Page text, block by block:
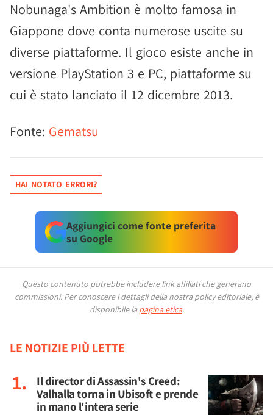
Nobunaga's Ambition è molto famosa in
Giappone dove conta numerose uscite su
diverse piattaforme. Il gioco esiste anche in
versione PlayStation 3 e PC, piattaforme su
cui è stato lanciato il 12 dicembre 2013.
Fonte: Gematsu
HAI NOTATO ERRORI?
Aggiungici come fonte preferita
su Google
Questo contenuto potrebbe includere link affiliati che generano
commissioni. Per conoscere i dettagli della nostra policy editoriale, è
disponibile la pagina etica.
LE NOTIZIE PIÙ LETTE
Il director di Assassin's Creed:
Valhalla torna in Ubisoft e prende
in mano l'intera serie